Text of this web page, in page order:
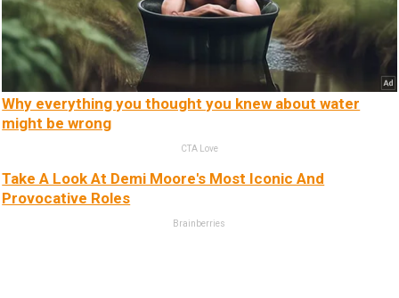
Why everything you thought you knew about water
might be wrong
CTA Love
Take A Look At Demi Moore's Most Iconic And
Provocative Roles
Brainberries